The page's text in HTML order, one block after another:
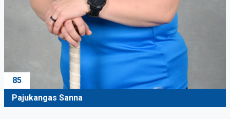
85
Pajukangas Sanna